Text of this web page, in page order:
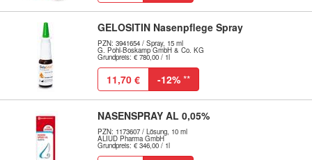
GELOSITIN Nasenpflege Spray
PZN: 3941654 / Spray, 15 ml
G. Pohl-Boskamp GmbH & Co. KG
Grundpreis: € 780,00 / 1l
11,70 € -12% **
NASENSPRAY AL 0,05%
PZN: 1173607 / Lösung, 10 ml
ALIUD Pharma GmbH
Grundpreis: € 346,00 / 1l